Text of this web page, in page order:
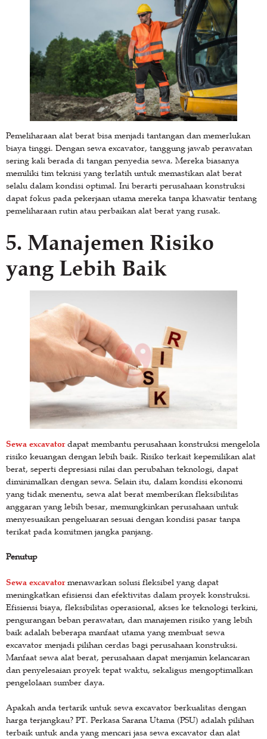
Pemeliharaan alat berat bisa menjadi tantangan dan memerlukan
biaya tinggi. Dengan sewa excavator, tanggung jawab perawatan
sering kali berada di tangan penyedia sewa. Mereka biasanya
memiliki tim teknisi yang terlatih untuk memastikan alat berat
selalu dalam kondisi optimal. Ini berarti perusahaan konstruksi
dapat fokus pada pekerjaan utama mereka tanpa khawatir tentang
pemeliharaan rutin atau perbaikan alat berat yang rusak.
5. Manajemen Risiko
yang Lebih Baik
Sewa excavatordapat membantu perusahaan konstruksi mengelola
risiko keuangan dengan lebih baik. Risiko terkait kepemilikan alat
berat, seperti depresiasi nilai dan perubahan teknologi, dapat
diminimalkan dengan sewa. Selain itu, dalam kondisi ekonomi
yang tidak menentu, sewa alat berat memberikan fleksibilitas
anggaran yang lebih besar, memungkinkan perusahaan untuk
menyesuaikan pengeluaran sesuai dengan kondisi pasar tanpa
terikat pada komitmen jangka panjang.
Penutup
Sewa excavatormenawarkan solusi fleksibel yang dapat
meningkatkan efisiensi dan efektivitas dalam proyek konstruksi.
Efisiensi biaya, fleksibilitas operasional, akses ke teknologi terkini,
pengurangan beban perawatan, dan manajemen risiko yang lebih
baik adalah beberapa manfaat utama yang membuat sewa
excavator menjadi pilihan cerdas bagi perusahaan konstruksi.
Manfaat sewa alat berat, perusahaan dapat menjamin kelancaran
dan penyelesaian proyek tepat waktu, sekaligus mengoptimalkan
pengelolaan sumber daya.
Apakah anda tertarik untuk sewa excavator berkualitas dengan
harga terjangkau? PT. Perkasa Sarana Utama (PSU) adalah pilihan
terbaik untuk anda yang mencari jasa sewa excavator dan alat